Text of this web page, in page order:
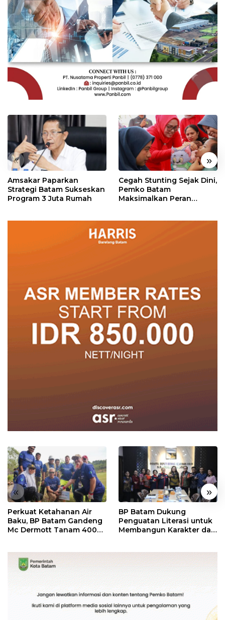
« »
Amsakar Paparkan
Strategi Batam Sukseskan
Program 3 Juta Rumah
Cegah Stunting Sejak Dini,
Pemko Batam
Maksimalkan Peran
« »
Perkuat Ketahanan Air
Baku, BP Batam Gandeng
Mc Dermott Tanam 400
BP Batam Dukung
Penguatan Literasi untuk
Membangun Karakter dan